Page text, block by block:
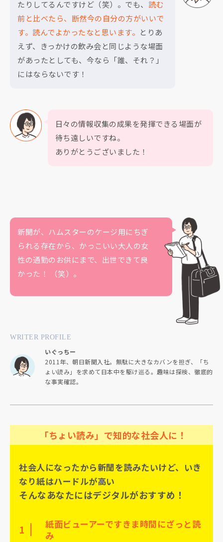
たりしてるんですけど（笑）。でも、 読む
前と比べたら、断然今の自分の方がいいで
す。読んでよかったなと思います。 とりあ
えず、きっかけの飲み会と同じような場面
があったとしても、今なら「誰、それ？」
にはならないです！
日々の情報収集の成果を発揮できる場面が
待ち遠しいですね。
ありがとうございました！
新聞が、ハムスターのケージ用にちぎ
られる存在から、かっこいい大人の女
性の通勤のお供にまで、出世できて良
かった！ （笑）。
WRITER PROFILE
いぐっちー
2011年、朝日新聞入社。無駄に大きなカバンを担ぎ、「ち
ょい読み」を求めて日本中を駆け巡る。趣味は探検、徹底的
な事実確認。
「ちょい読み」で知的な社会人に！
社会人になったから新聞を読みたいけど、いき
なり紙はハードルが高い
そんなあなたにはデジタルがおすすめ！
1
紙面ビューアーですきま時間にざっと読
み